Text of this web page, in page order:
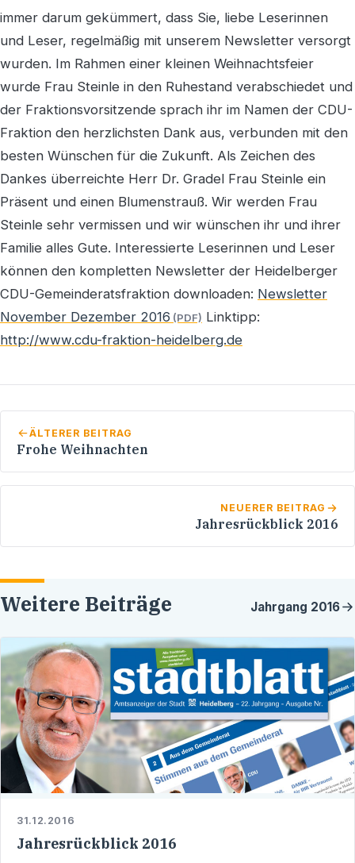
immer darum gekümmert, dass Sie, liebe Leserinnen
und Leser, regelmäßig mit unserem Newsletter versorgt
wurden. Im Rahmen einer kleinen Weihnachtsfeier
wurde Frau Steinle in den Ruhestand verabschiedet und
der Fraktionsvorsitzende sprach ihr im Namen der CDU-
Fraktion den herzlichsten Dank aus, verbunden mit den
besten Wünschen für die Zukunft. Als Zeichen des
Dankes überreichte Herr Dr. Gradel Frau Steinle ein
Präsent und einen Blumenstrauß. Wir werden Frau
Steinle sehr vermissen und wir wünschen ihr und ihrer
Familie alles Gute. Interessierte Leserinnen und Leser
können den kompletten Newsletter der Heidelberger
CDU-Gemeinderatsfraktion downloaden: Newsletter
November Dezember 2016
Linktipp:
http://www.cdu-fraktion-heidelberg.de
ÄLTERER BEITRAG
Frohe Weihnachten
NEUERER BEITRAG
Jahresrückblick 2016
Weitere Beiträge Jahrgang 2016
31.12.2016
Jahresrückblick 2016